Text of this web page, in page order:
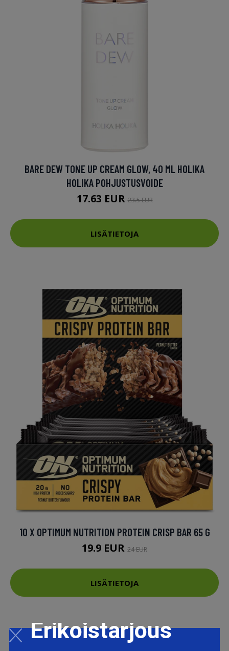
BARE DEW TONE UP CREAM GLOW, 40 ML HOLIKA
HOLIKA POHJUSTUSVOIDE
17.63 EUR23.5 EUR
LISÄTIETOJA
10 X OPTIMUM NUTRITION PROTEIN CRISP BAR 65 G
19.9 EUR 24 EUR
LISÄTIETOJA
Erikoistarjous